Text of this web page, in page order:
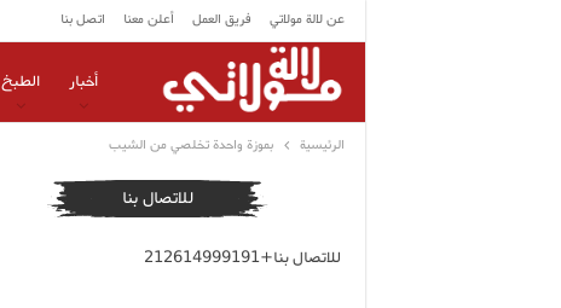
عن لالة مولاتي فريق العمل أعلن معنا اتصل بنا
أخبار الطبخ
الرئيسية بموزة واحدة تخلصي من الشيب
للاتصال بنا
للاتصال بنا+212614999191